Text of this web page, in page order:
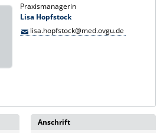
Praxismanagerin
Lisa Hopfstock
lisa.hopfstock@med.ovgu.de
Anschrift